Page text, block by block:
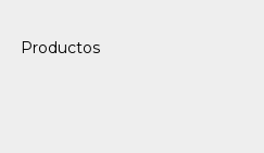
Productos